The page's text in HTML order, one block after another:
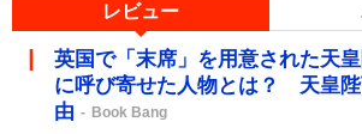
レビュー
英国で「末席」を用意された天皇
に呼び寄せた人物とは？ 天皇
由
Book Bang